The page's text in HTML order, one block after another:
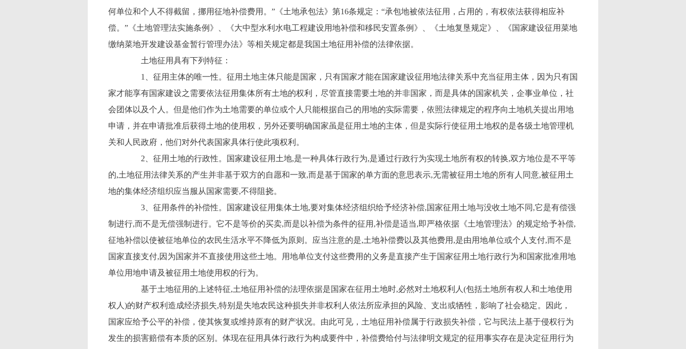
何单位和个人不得截留，挪用征地补偿费用。”《土地承包法》第16条规定：“承包地被依法征用，占用的，有权依法获得相应补
偿。”《土地管理法实施条例》、《大中型水利水电工程建设用地补偿和移民安置条例》、《土地复垦规定》、《国家建设征用菜地
缴纳菜地开发建设基金暂行管理办法》等相关规定都是我国土地征用补偿的法律依据。
土地征用具有下列特征：
1、征用主体的唯一性。征用土地主体只能是国家，只有国家才能在国家建设征用地法律关系中充当征用主体，因为只有国
家才能享有国家建设之需要依法征用集体所有土地的权利，尽管直接需要土地的并非国家，而是具体的国家机关，企事业单位，社
会团体以及个人。但是他们作为土地需要的单位或个人只能根据自己的用地的实际需要，依照法律规定的程序向土地机关提出用地
申请，并在申请批准后获得土地的使用权，另外还要明确国家虽是征用土地的主体，但是实际行使征用土地权的是各级土地管理机
关和人民政府，他们对外代表国家具体行使此项权利。
2、征用土地的行政性。国家建设征用土地,是一种具体行政行为,是通过行政行为实现土地所有权的转换,双方地位是不平等
的,土地征用法律关系的产生并非基于双方的自愿和一致,而是基于国家的单方面的意思表示,无需被征用土地的所有人同意,被征用土
地的集体经济组织应当服从国家需要,不得阻挠。
3、征用条件的补偿性。国家建设征用集体土地,要对集体经济组织给予经济补偿,国家征用土地与没收土地不同,它是有偿强
制进行,而不是无偿强制进行。它不是等价的买卖,而是以补偿为条件的征用,补偿是适当,即严格依据《土地管理法》的规定给予补偿,
征地补偿以使被征地单位的农民生活水平不降低为原则。应当注意的是,土地补偿费以及其他费用,是由用地单位或个人支付,而不是
国家直接支付,因为国家并不直接使用这些土地。用地单位支付这些费用的义务是直接产生于国家征用土地行政行为和国家批准用地
单位用地申请及被征用土地使用权的行为。
基于土地征用的上述特征,土地征用补偿的法理依据是国家在征用土地时,必然对土地权利人(包括土地所有权人和土地使用
权人)的财产权利造成经济损失,特别是失地农民这种损失并非权利人依法所应承担的风险、支出或牺牲，影响了社会稳定。因此，
国家应给予公平的补偿，使其恢复或维持原有的财产状况。由此可见，土地征用补偿属于行政损失补偿，它与民法上基于侵权行为
发生的损害赔偿有本质的区别。体现在征用具体行政行为构成要件中，补偿费给付与法律明文规定的征用事实存在是决定征用行为